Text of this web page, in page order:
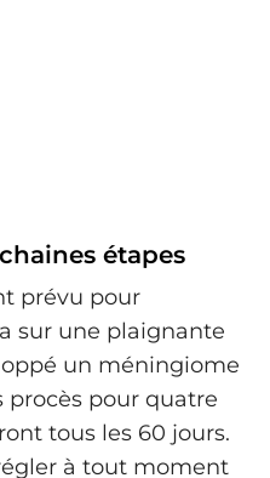
étapes
prévu pour
sur une plaignante
un méningiome
procès pour quatre
tous les 60 jours.
à tout moment